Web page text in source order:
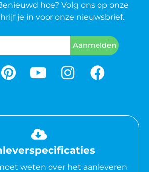
hoe? Volg ons op onze
je in voor onze nieuwsbrief.
Aanmelden
weten over het aanleveren